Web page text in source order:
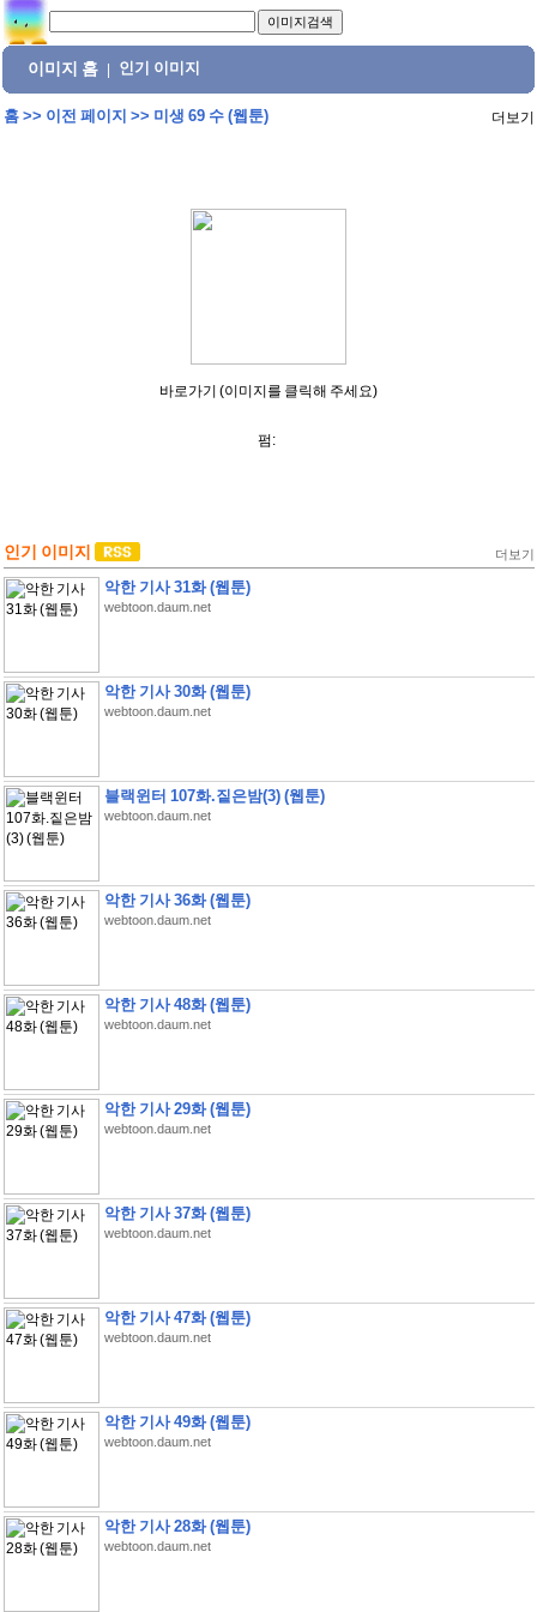
이미지 홈 인기 이미지
홈>> 이전 페이지 >> 미생 69 수 (웹툰) 더보기
바로가기 (이미지를 클릭해 주세요)
펌:
인기 이미지 더보기
악한 기사 31화 (웹툰)
webtoon.daum.net
악한 기사 30화 (웹툰)
webtoon.daum.net
블랙윈터 107화.짙은밤(3) (웹툰)
webtoon.daum.net
악한 기사 36화 (웹툰)
webtoon.daum.net
악한 기사 48화 (웹툰)
webtoon.daum.net
악한 기사 29화 (웹툰)
webtoon.daum.net
악한 기사 37화 (웹툰)
webtoon.daum.net
악한 기사 47화 (웹툰)
webtoon.daum.net
악한 기사 49화 (웹툰)
webtoon.daum.net
악한 기사 28화 (웹툰)
webtoon.daum.net